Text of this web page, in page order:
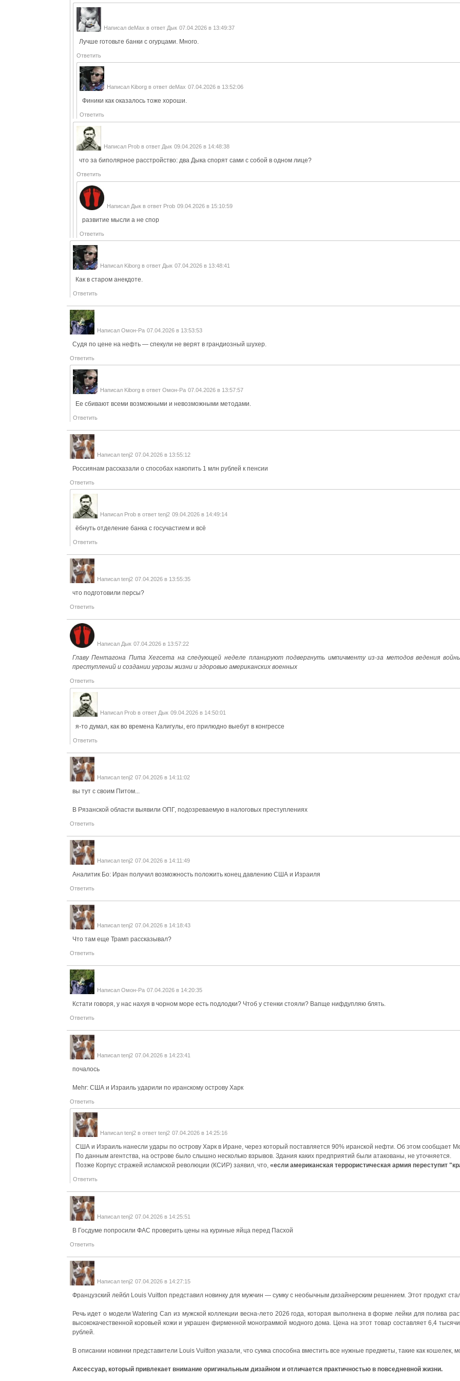
Написал deMax в ответ Дык 07.04.2026 в 13:49:37
Лучше готовьте банки с огурцами. Много.
Ответить
Написал Kiborg в ответdeMax 07.04.2026 в 13:52:06
Финики как оказалось тоже хороши.
Ответить
Написал Probв ответ Дык 09.04.2026 в 14:48:38
что за биполярное расстройство: два Дыка спорят сами с собой в одном лице?
Ответить
Написал Дык в ответ Prob 09.04.2026 в 15:10:59
развитие мысли а не спор
Ответить
Написал Kiborg в ответ Дык 07.04.2026 в 13:48:41
Как в старом анекдоте.
Ответить
Написал Омон-Ра 07.04.2026 в 13:53:53
Судя по цене на нефть — спекули не верят в грандиозный шухер.
Ответить
Написал Kiborg в ответОмон-Ра 07.04.2026 в 13:57:57
Ее сбивают всеми возможными и невозможными методами.
Ответить
Написал tenj2 07.04.2026 в 13:55:12
Россиянам рассказали о способах накопить 1 млн рублей к пенсии
Ответить
Написал Prob в ответtenj2 09.04.2026 в 14:49:14
ёбнуть отделение банка с госучастием и всё
Ответить
Написал tenj2 07.04.2026 в 13:55:35
что подготовили персы?
Ответить
Написал Дык 07.04.2026 в 13:57:22
Главу Пентагона Пита Хегсета на следующей неделе планируют подвергнуть импичменту из-за методов ведения
преступлений и создании угрозы жизни и здоровью американских военных
Ответить
Написал Prob в ответ Дык 09.04.2026 в 14:50:01
я-то думал, как во времена Калигулы, его прилюдно выебут в конгрессе
Ответить
Написал tenj2 07.04.2026 в 14:11:02
вы тут с своим Питом...
В Рязанской области выявили ОПГ, подозреваемую в налоговых преступлениях
Ответить
Написал tenj2 07.04.2026 в 14:11:49
Аналитик Бо: Иран получил возможность положить конец давлению США и Израиля
Ответить
Написал tenj2 07.04.2026 в 14:18:43
Что там еще Трамп рассказывал?
Ответить
Написал Омон-Ра 07.04.2026 в 14:20:35
Кстати говоря, у нас нахуя в чорном море есть подлодки? Чтоб у стенки стояли? Вапще нифдупляю блять.
Ответить
Написал tenj2 07.04.2026 в 14:23:41
почалось
Mehr: США и Израиль ударили по иранскому острову Харк
Ответить
Написалtenj2 в ответtenj2 07.04.2026 в 14:25:16
США и Израиль нанесли удары по острову Харк в Иране, через который поставляется 90% иранской нефти. Об этом сообщает
По данным агентства, на острове было слышно несколько взрывов. Здания каких предприятий были атакованы, не уточняется.
Позже Корпус стражей исламской революции (КСИР) заявил, что,«если американская террористическая армия переступит
Ответить
Написал tenj2 07.04.2026 в 14:25:51
В Госдуме попросили ФАС проверить цены на куриные яйца перед Пасхой
Ответить
Написал tenj2 07.04.2026 в 14:27:15
Французский лейбл Louis Vuitton представил новинку для мужчин — сумку с необычным дизайнерским решением. Этот продукт
Речь идет о модели Watering Can из мужской коллекции весна-лето 2026 года, которая выполнена в форме лейки для полива
высококачественной коровьей кожи и украшен фирменной монограммой модного дома. Цена на этот товар составляет 6,4
рублей.
В описании новинки представители Louis Vuitton указали, что сумка способна вместить все нужные предметы, такие как кошелек,
Аксессуар, который привлекает внимание оригинальным дизайном и отличается практичностью в повседневной жизни.